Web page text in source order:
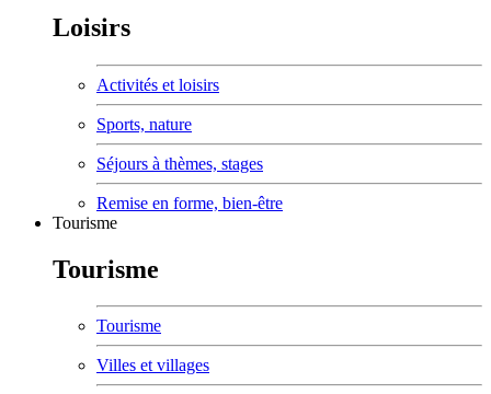
Loisirs
Activités et loisirs
Sports, nature
Séjours à thèmes, stages
Remise en forme, bien-être
Tourisme
Tourisme
Tourisme
Villes et villages